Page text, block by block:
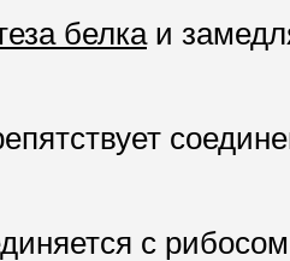
белка и
с